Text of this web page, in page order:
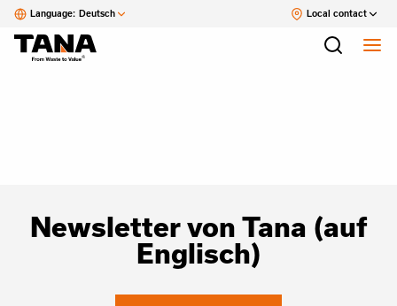
Language: Deutsch Local contact
Newsletter von Tana (auf
Englisch)